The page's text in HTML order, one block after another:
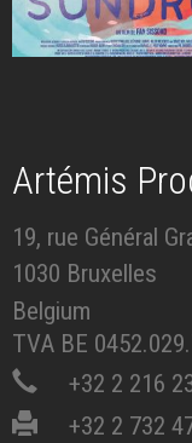
Artémis
19, rue Général
1030 Bruxelles
Belgium
TVA BE
+32 2 216
+32 2 732